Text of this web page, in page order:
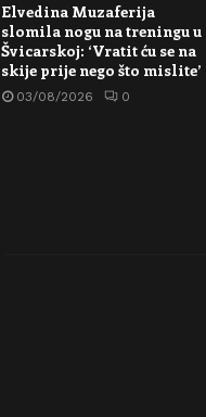
Elvedina Muzaferija
slomila nogu na treningu u
Švicarskoj: ‘Vratit ću se na
skije prije nego što mislite’
03/08/2026 0